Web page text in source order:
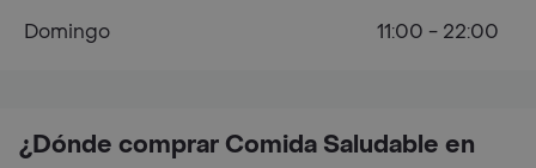
¿Dónde comprar Comida Saludable en
Domingo
11:00 - 22:00